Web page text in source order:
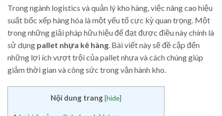
Trong ngành logistics và quản lý kho hàng, việc nâng cao hiệu
suất bốc xếp hàng hóa là một yếu tố cực kỳ quan trọng. Một
trong những giải pháp hữu hiệu để đạt được điều này chính là
sử dụng pallet nhựa kê hàng. Bài viết này sẽ đề cập đến
những lợi ích vượt trội của pallet nhựa và cách chúng giúp
giảm thời gian và công sức trong vận hành kho.
Nội dung trang[hide]